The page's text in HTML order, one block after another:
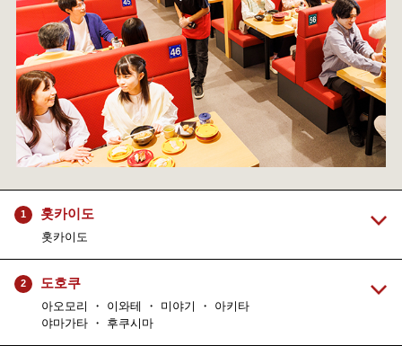
1 홋카이도
홋카이도
2 도호쿠
아오모리 ・ 이와테 ・ 미야기 ・ 아키타
야마가타 ・ 후쿠시마